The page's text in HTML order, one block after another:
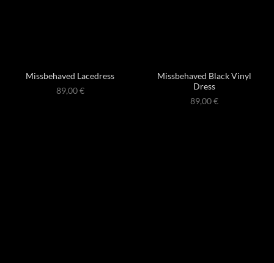
Missbehaved Lacedress
89,00€
Missbehaved Black Vinyl
Dress
89,00€